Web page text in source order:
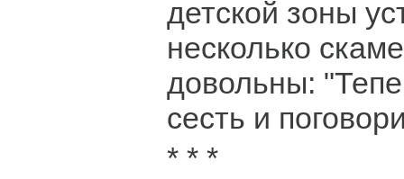
детской зоны
несколько
довольны:
сесть и
* * *